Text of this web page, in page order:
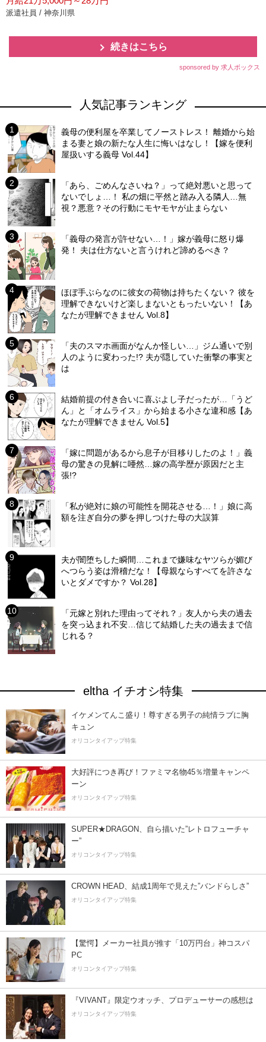
派遣社員 / 神奈川県
続きはこちら
sponsored by 求人ボックス
人気記事ランキング
義母の便利屋を卒業してノーストレス！ 離婚から始
まる妻と娘の新たな人生に悔いはなし！【嫁を便利
屋扱いする義母 Vol.44】
「あら、ごめんなさいね？」って絶対悪いと思って
ないでしょ…！ 私の畑に平然と踏み入る隣人…無
視？悪意？その行動にモヤモヤが止まらない
「義母の発言が許せない…！」嫁が義母に怒り爆
発！ 夫は仕方ないと言うけれど諦めるべき？
ほぼ手ぶらなのに彼女の荷物は持ちたくない？ 彼を
理解できないけど楽しまないともったいない！【あ
なたが理解できません Vol.8】
「夫のスマホ画面がなんか怪しい…」ジム通いで別
人のように変わった!? 夫が隠していた衝撃の事実と
は
結婚前提の付き合いに喜ぶよし子だったが…「うど
ん」と「オムライス」から始まる小さな違和感【あ
なたが理解できません Vol.5】
「嫁に問題があるから息子が目移りしたのよ！」義
母の驚きの見解に唖然…嫁の高学歴が原因だと主
張!?
「私が絶対に娘の可能性を開花させる…！」娘に高
額を注ぎ自分の夢を押しつけた母の大誤算
夫が闇堕ちした瞬間…これまで嫌味なヤツらが媚び
へつらう姿は滑稽だな！【母親ならすべてを許さな
いとダメですか？ Vol.28】
「元嫁と別れた理由ってそれ？」友人から夫の過去
を突っ込まれ不安…信じて結婚した夫の過去まで信
じれる？
eltha イチオシ特集
イケメンてんこ盛り！尊すぎる男子の純情ラブに胸
キュン
オリコンタイアップ特集
大好評につき再び！ファミマ名物45％増量キャンペ
ーン
オリコンタイアップ特集
SUPER★DRAGON、自ら描いた”レトロフューチャ
ー”
オリコンタイアップ特集
CROWN HEAD、結成1周年で見えた”バンドらしさ”
オリコンタイアップ特集
【驚愕】メーカー社員が推す「10万円台」神コスパ
PC
オリコンタイアップ特集
『VIVANT』限定ウオッチ、プロデューサーの感想は
オリコンタイアップ特集